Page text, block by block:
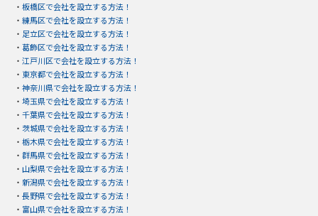
・ 板橋区で会社を設立する方法！
・ 練馬区で会社を設立する方法！
・ 足立区で会社を設立する方法！
・ 葛飾区で会社を設立する方法！
・ 江戸川区で会社を設立する方法！
・ 東京都で会社を設立する方法！
・ 神奈川県で会社を設立する方法！
・ 埼玉県で会社を設立する方法！
・ 千葉県で会社を設立する方法！
・ 茨城県で会社を設立する方法！
・ 栃木県で会社を設立する方法！
・ 群馬県で会社を設立する方法！
・ 山梨県で会社を設立する方法！
・ 新潟県で会社を設立する方法！
・ 長野県で会社を設立する方法！
・ 富山県で会社を設立する方法！